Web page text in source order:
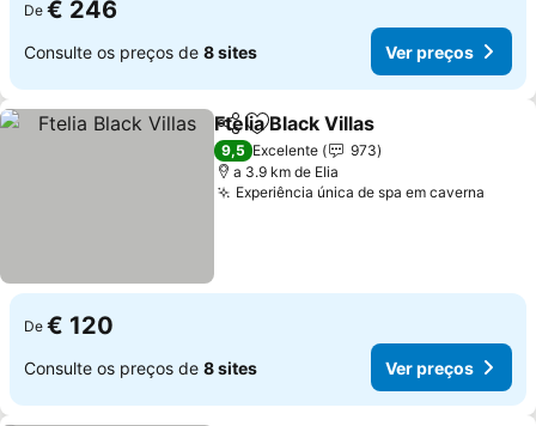
De € 246
Consulte os preços de 8 sites Ver preços
PartilharAdicionar aos favoritos
Ftelia Black Villas
9,5 Excelente
973
a 3.9 km de Elia
Experiência única de spa em caverna
De € 120
Consulte os preços de 8 sites Ver preços